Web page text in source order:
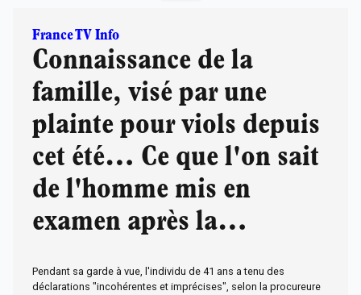
France TV Info
Connaissance de la
famille, visé par une
plainte pour viols depuis
cet été… Ce que l'on sait
de l'homme mis en
examen après la
11 ans, dans le Gers
Pendant sa garde à vue, l'individu de 41 ans a tenu des
déclarations "incohérentes et imprécises", selon la procureure